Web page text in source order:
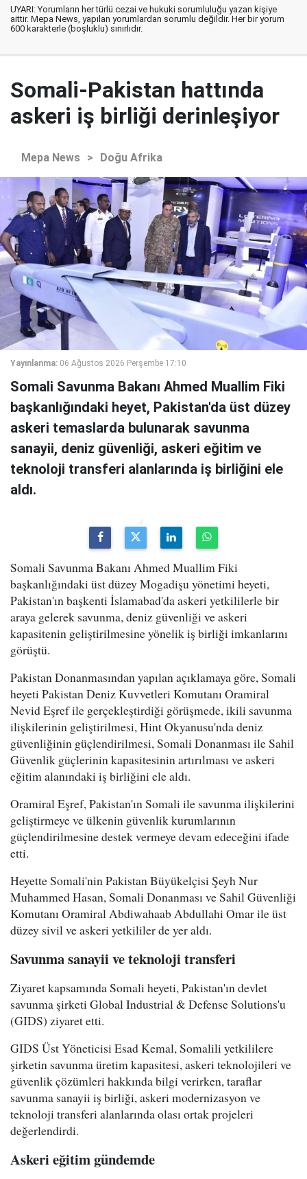
UYARI: Yorumların her türlü cezai ve hukuki sorumluluğu yazan kişiye
aittir. Mepa News, yapılan yorumlardan sorumlu değildir. Her bir yorum
600 karakterle (boşluklu) sınırlıdır.
Somali-Pakistan hattında
askeri iş birliği derinleşiyor
Mepa News > Doğu Afrika
Yayınlanma: 06 Ağustos 2026 Perşembe 17:10
Somali Savunma Bakanı Ahmed Muallim Fiki
başkanlığındaki heyet, Pakistan'da üst düzey
askeri temaslarda bulunarak savunma
sanayii, deniz güvenliği, askeri eğitim ve
teknoloji transferi alanlarında iş birliğini ele
aldı.
Somali Savunma Bakanı Ahmed Muallim Fiki
başkanlığındaki üst düzey Mogadişu yönetimi heyeti,
Pakistan'ın başkenti İslamabad'da askeri yetkililerle bir
araya gelerek savunma, deniz güvenliği ve askeri
kapasitenin geliştirilmesine yönelik iş birliği imkanlarını
görüştü.
Pakistan Donanmasından yapılan açıklamaya göre, Somali
heyeti Pakistan Deniz Kuvvetleri Komutanı Oramiral
Nevid Eşref ile gerçekleştirdiği görüşmede, ikili savunma
ilişkilerinin geliştirilmesi, Hint Okyanusu'nda deniz
güvenliğinin güçlendirilmesi, Somali Donanması ile Sahil
Güvenlik güçlerinin kapasitesinin artırılması ve askeri
eğitim alanındaki iş birliğini ele aldı.
Oramiral Eşref, Pakistan'ın Somali ile savunma ilişkilerini
geliştirmeye ve ülkenin güvenlik kurumlarının
güçlendirilmesine destek vermeye devam edeceğini ifade
etti.
Heyette Somali'nin Pakistan Büyükelçisi Şeyh Nur
Muhammed Hasan, Somali Donanması ve Sahil Güvenliği
Komutanı Oramiral Abdiwahaab Abdullahi Omar ile üst
düzey sivil ve askeri yetkililer de yer aldı.
Savunma sanayii ve teknoloji transferi
Ziyaret kapsamında Somali heyeti, Pakistan'ın devlet
savunma şirketi Global Industrial & Defense Solutions'u
(GIDS) ziyaret etti.
GIDS Üst Yöneticisi Esad Kemal, Somalili yetkililere
şirketin savunma üretim kapasitesi, askeri teknolojileri ve
güvenlik çözümleri hakkında bilgi verirken, taraflar
savunma sanayii iş birliği, askeri modernizasyon ve
teknoloji transferi alanlarında olası ortak projeleri
değerlendirdi.
Askeri eğitim gündemde